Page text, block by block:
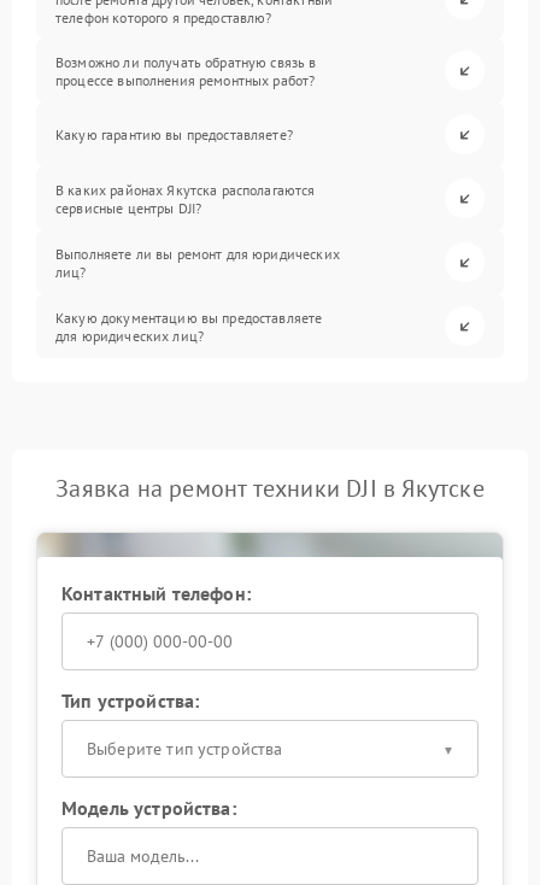
телефон которого я предоставлю?
Возможно ли получать обратную связь в
процессе выполнения ремонтных работ?
Какую гарантию вы предоставляете?
В каких районах Якутска располагаются
сервисные центры DJI?
Выполняете ли вы ремонт для юридических
лиц?
Какую документацию вы предоставляете
для юридических лиц?
Заявка на ремонт техники DJI в Якутске
Контактный телефон:
Тип устройства:
Выберите тип устройства
Модель устройства: